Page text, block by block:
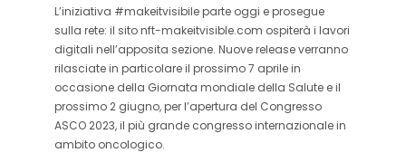
L’iniziativa #makeitvisibile parte oggi e prosegue
sulla rete: il sito nft-makeitvisible.com ospiterà i lavori
digitali nell’apposita sezione. Nuove release verranno
rilasciate in particolare il prossimo 7 aprile in
occasione della Giornata mondiale della Salute e il
prossimo 2 giugno, per l’apertura del Congresso
ASCO 2023, il più grande congresso internazionale in
ambito oncologico.